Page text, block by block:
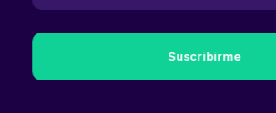
Suscribirme